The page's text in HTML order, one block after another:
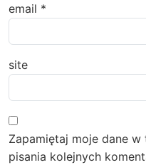
email *
site
Zapamiętaj moje dane
pisania kolejnych